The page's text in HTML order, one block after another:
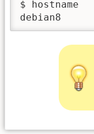
$ hostname
debian8